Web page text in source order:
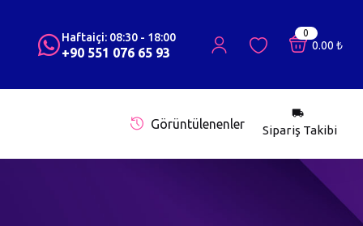
Haftaiçi: 08:30 - 18:00
+90 551 076 65 93
0
0.00₺
Görüntülenenler Sipariş Takibi